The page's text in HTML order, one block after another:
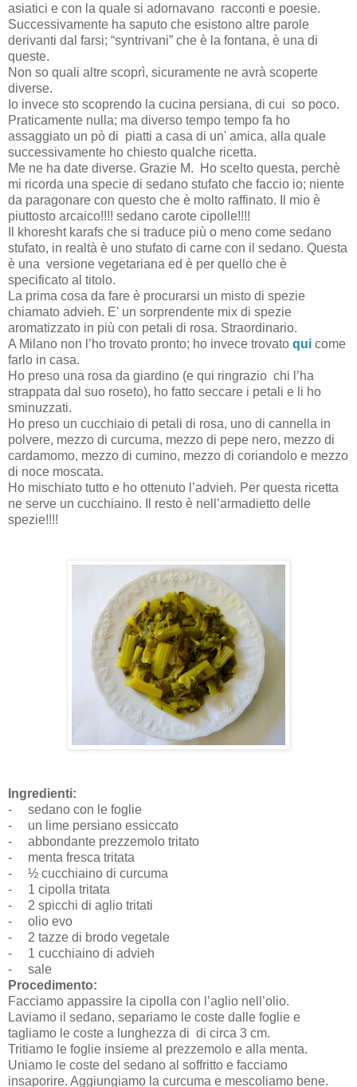
asiatici e con la quale si adornavano racconti e poesie.
Successivamente ha saputo che esistono altre parole
derivanti dal farsi; “syntrivani” che è la fontana, è una di
queste.
Non so quali altre scoprì, sicuramente ne avrà scoperte
diverse.
Io invece sto scoprendo la cucina persiana, di cui so poco.
Praticamente nulla; ma diverso tempo tempo fa ho
assaggiato un pò di piatti a casa di un' amica, alla quale
successivamente ho chiesto qualche ricetta.
Me ne ha date diverse. Grazie M. Ho scelto questa, perchè
mi ricorda una specie di sedano stufato che faccio io; niente
da paragonare con questo che è molto raffinato. Il mio è
piuttosto arcaico!!!! sedano carote cipolle!!!!
Il khoresht karafs che si traduce più o meno come sedano
stufato, in realtà è uno stufato di carne con il sedano. Questa
è una versione vegetariana ed è per quello che è
specificato al titolo.
La prima cosa da fare è procurarsi un misto di spezie
chiamato advieh. E' un sorprendente mix di spezie
aromatizzato in più con petali di rosa. Straordinario.
A Milano non l’ho trovato pronto; ho invece trovato qui come
farlo in casa.
Ho preso una rosa da giardino (e qui ringrazio chi l’ha
strappata dal suo roseto), ho fatto seccare i petali e li ho
sminuzzati.
Ho preso un cucchiaio di petali di rosa, uno di cannella in
polvere, mezzo di curcuma, mezzo di pepe nero, mezzo di
cardamomo, mezzo di cumino, mezzo di coriandolo e mezzo
di noce moscata.
Ho mischiato tutto e ho ottenuto l’advieh. Per questa ricetta
ne serve un cucchiaino. Il resto è nell’armadietto delle
spezie!!!!
Ingredienti:
-
sedano con le foglie
-
un lime persiano essiccato
-
abbondante prezzemolo tritato
-
menta fresca tritata
-
½ cucchiaino di curcuma
-
1 cipolla tritata
-
2 spicchi di aglio tritati
-
olio evo
-
2 tazze di brodo vegetale
-
1 cucchiaino di advieh
-
sale
Procedimento:
Facciamo appassire la cipolla con l’aglio nell’olio.
Laviamo il sedano, separiamo le coste dalle foglie e
tagliamo le coste a lunghezza di di circa 3 cm.
Tritiamo le foglie insieme al prezzemolo e alla menta.
Uniamo le coste del sedano al soffritto e facciamo
insaporire. Aggiungiamo la curcuma e mescoliamo bene.